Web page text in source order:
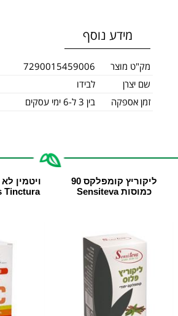
מידע נוסף
מק"ט מוצר
7290015459006
שם יצרן
לבידו
זמן אספקה
בין 3 ל-6 ימי עסקים
ליקוריץ קומפלקס 90
כמוסות Sensiteva
Tinctura